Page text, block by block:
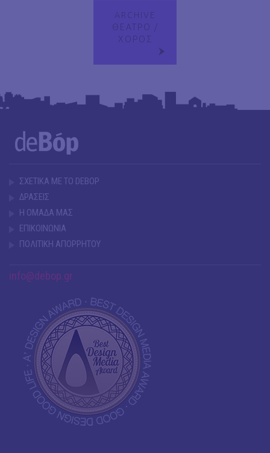
ARCHIVE
ΘΕΑΤΡΟ /
ΧΟΡΟΣ
ΣΧΕΤΙΚΑ ΜΕ ΤΟ DEBOP
ΔΡΑΣΕΙΣ
Η ΟΜΑΔΑ ΜΑΣ
ΕΠΙΚΟΙΝΩΝΙΑ
ΠΟΛΙΤΙΚΗ ΑΠΟΡΡΗΤΟΥ
info@debop.gr